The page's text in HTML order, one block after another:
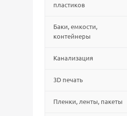
пластиков
Баки, емкости,
контейнеры
Канализация
3D печать
Пленки, ленты, пакеты